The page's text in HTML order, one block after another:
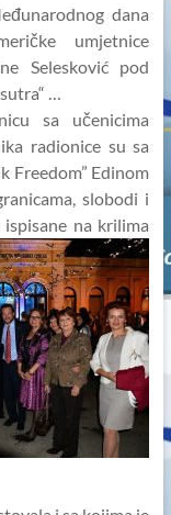
dana
umjetnice
Selesković pod
…
sa učenicima
radionice su sa
Freedom” Edinom
slobodi i
na krilima